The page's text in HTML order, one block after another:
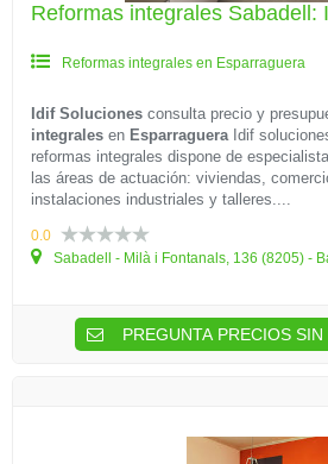
Reformas integrales Sabadell:
Reformas integrales en Esparraguera
Idif Soluciones consulta precio y
integrales en EsparragueraIdif
reformas integrales dispone de
las áreas de actuación: viviendas,
instalaciones industriales y talleres....
0.0
Sabadell - Milà i Fontanals, 136 (8205) -
PREGUNTA PRECIOS